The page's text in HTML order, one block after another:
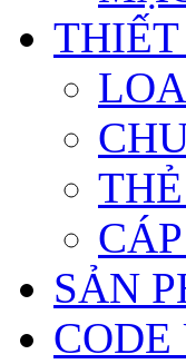
SẢN